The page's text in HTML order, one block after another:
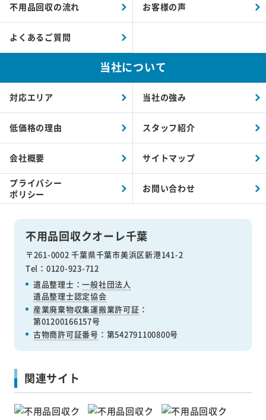
不用品回収クオーレ千葉
〒261-0002 千葉県千葉市美浜区新港141-2
Tel：0120-923-712
遺品整理士：一般社団法人
遺品整理士認定協会
産業廃棄物収集運搬業許可証 ：
第01200166157号
古物商許可証番号 ：第542791100800号
不用品回収の流れ お客様の声
よくあるご質問
当社について
対応エリア 当社の強み
低価格の理由 スタッフ紹介
会社概要 サイトマップ
プライバシー
ポリシー
お問い合わせ
関連サイト